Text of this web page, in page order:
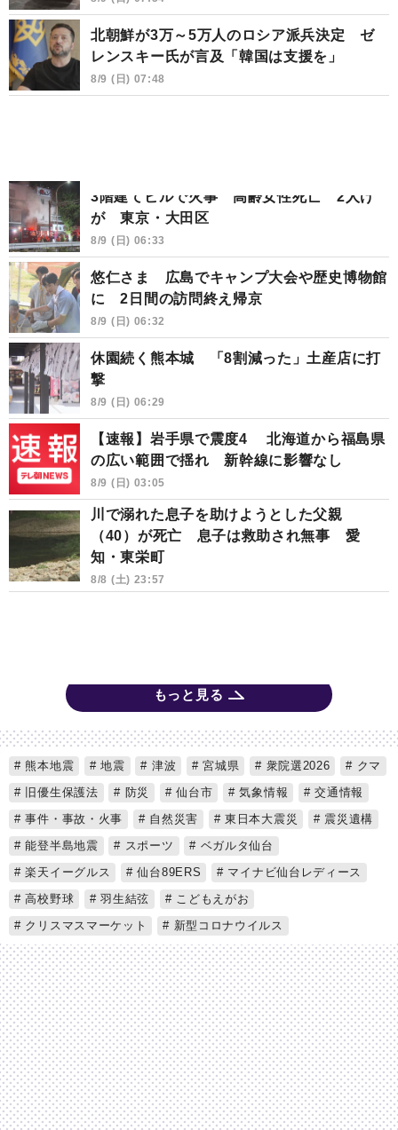
北朝鮮が3万～5万人のロシア派兵決定 ゼ
レンスキー氏が言及「韓国は支援を」
8/9 (日) 07:48
3階建てビルで火事 高齢女性死亡 2人け
が 東京・大田区
8/9 (日) 06:33
悠仁さま 広島でキャンプ大会や歴史博物館
に 2日間の訪問終え帰京
8/9 (日) 06:32
休園続く熊本城 「8割減った」土産店に打
撃
8/9 (日) 06:29
【速報】岩手県で震度4 北海道から福島県
の広い範囲で揺れ 新幹線に影響なし
8/9 (日) 03:05
川で溺れた息子を助けようとした父親
（40）が死亡 息子は救助され無事 愛
知・東栄町
8/8 (土) 23:57
もっと見る
熊本地震 地震 津波 宮城県 衆院選2026
クマ
旧優生保護法
防災 仙台市 気象情報
交通情報
事件・事故・火事
自然災害 東日本大震災
震災遺構
能登半島地震
スポーツ
ベガルタ仙台
楽天イーグルス
仙台89ERS
マイナビ仙台レディース
高校野球
羽生結弦
こどもえがお
クリスマスマーケット
新型コロナウイルス